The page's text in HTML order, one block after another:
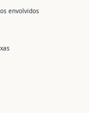
envolvidos